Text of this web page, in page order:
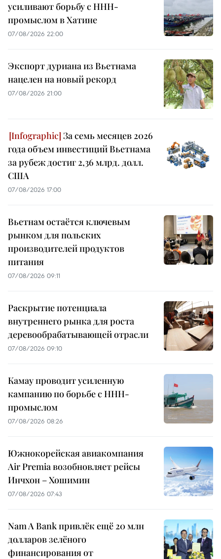
усиливают борьбу с ННН-
промыслом в Хатине
07/08/2026 22:00
Экспорт дуриана из Вьетнама
нацелен на новый рекорд
07/08/2026 21:00
За семь месяцев 2026
года объем инвестиций Вьетнама
за рубеж достиг 2,36 млрд. долл.
США
07/08/2026 17:00
Вьетнам остаётся ключевым
рынком для польских
производителей продуктов
питания
07/08/2026 09:11
Раскрытие потенциала
внутреннего рынка для роста
деревообрабатывающей отрасли
07/08/2026 09:10
Камау проводит усиленную
кампанию по борьбе с ННН-
промыслом
07/08/2026 08:26
Южнокорейская авиакомпания
Air Premia возобновляет рейсы
Инчхон – Хошимин
07/08/2026 07:43
Nam A Bank привлёк ещё 20 млн
долларов зелёного
финансирования от